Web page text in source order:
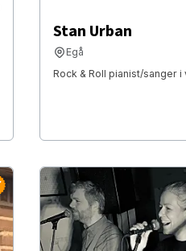
Stan Urban
Egå
Rock & Roll pianist/sanger